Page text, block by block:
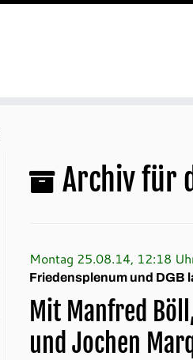
Archiv für
Montag 25.08.14, 12:18
Friedensplenum und DGB
Mit Manfred
und Jochen